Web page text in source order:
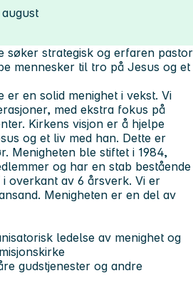
søker strategisk og erfaren pastor
mennesker til tro på Jesus og et
er en solid menighet i vekst. Vi
med ekstra fokus på
Kirkens visjon er å hjelpe
og et liv med han. Dette er
Menigheten ble stiftet i 1984,
og har en stab bestående
overkant av 6 årsverk. Vi er
Menigheten er en del av
ledelse av menighet og
gudstjenester og andre